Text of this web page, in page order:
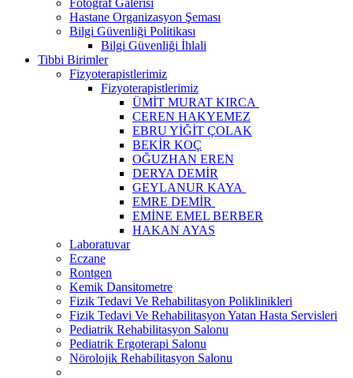
Hastane Organizasyon Şeması
Bilgi Güvenliği Politikası
Bilgi Güvenliği İhlali
Tibbi Birimler
Fizyoterapistlerimiz
Fizyoterapistlerimiz
ÜMİT MURAT KIRCA
CEREN HAKYEMEZ
EBRU YİĞİT ÇOLAK
BEKİR KOÇ
OĞUZHAN EREN
DERYA DEMİR
GEYLANUR KAYA
EMRE DEMİR
EMİNE EMEL BERBER
HAKAN AYAS
Laboratuvar
Eczane
Rontgen
Kemik Dansitometre
Fizik Tedavi Ve Rehabilitasyon Poliklinikleri
Fizik Tedavi Ve Rehabilitasyon Yatan Hasta Servisleri
Pediatrik Rehabilitasyon Salonu
Pediatrik Ergoterapi Salonu
Nörolojik Rehabilitasyon Salonu